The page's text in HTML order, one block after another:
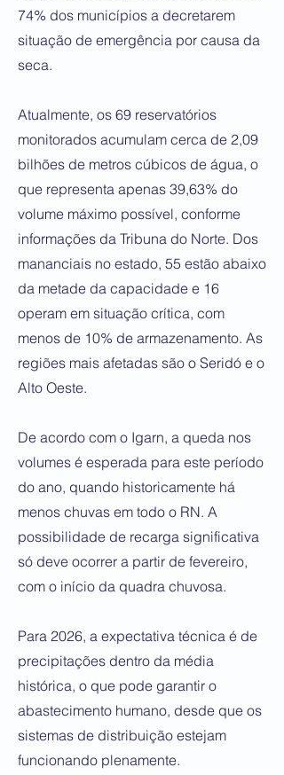
74% dos municípios a decretarem
situação de emergência por causa da
seca.
Atualmente, os 69 reservatórios
monitorados acumulam cerca de 2,09
bilhões de metros cúbicos de água, o
que representa apenas 39,63% do
volume máximo possível, conforme
informações da Tribuna do Norte. Dos
mananciais no estado, 55 estão abaixo
da metade da capacidade e 16
operam em situação crítica, com
menos de 10% de armazenamento. As
regiões mais afetadas são o Seridó e o
Alto Oeste.
De acordo com o Igarn, a queda nos
volumes é esperada para este período
do ano, quando historicamente há
menos chuvas em todo o RN. A
possibilidade de recarga significativa
só deve ocorrer a partir de fevereiro,
com o início da quadra chuvosa.
Para 2026, a expectativa técnica é de
precipitações dentro da média
histórica, o que pode garantir o
abastecimento humano, desde que os
sistemas de distribuição estejam
funcionando plenamente.